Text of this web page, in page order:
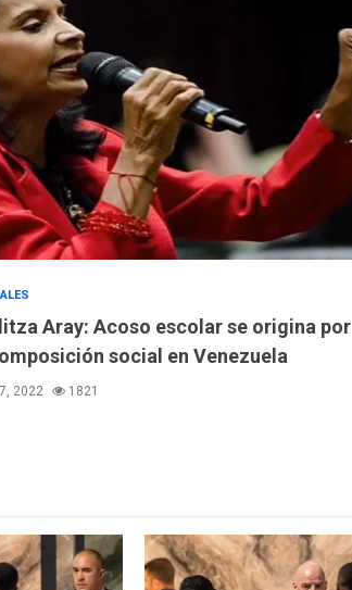
Aray: Acoso escolar se origina por
social en Venezuela
2022 1821